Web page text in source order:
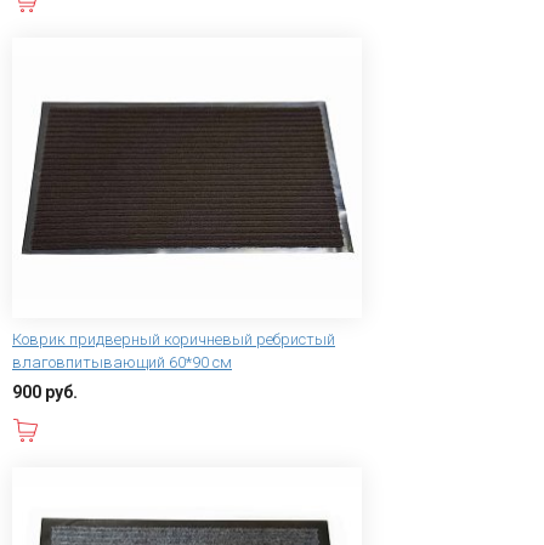
Коврик придверный коричневый ребристый
влаговпитывающий 60*90 см
900 руб.